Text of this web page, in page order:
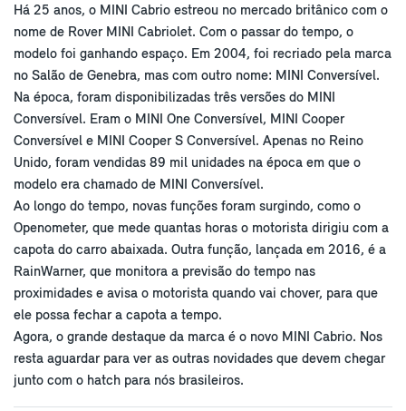
Há 25 anos, o MINI Cabrio estreou no mercado britânico com o
nome de Rover MINI Cabriolet. Com o passar do tempo, o
modelo foi ganhando espaço. Em 2004, foi recriado pela marca
no Salão de Genebra, mas com outro nome: MINI Conversível.
Na época, foram disponibilizadas três versões do MINI
Conversível. Eram o MINI One Conversível, MINI Cooper
Conversível e MINI Cooper S Conversível. Apenas no Reino
Unido, foram vendidas 89 mil unidades na época em que o
modelo era chamado de MINI Conversível.
Ao longo do tempo, novas funções foram surgindo, como o
Openometer, que mede quantas horas o motorista dirigiu com a
capota do carro abaixada. Outra função, lançada em 2016, é a
RainWarner, que monitora a previsão do tempo nas
proximidades e avisa o motorista quando vai chover, para que
ele possa fechar a capota a tempo.
Agora, o grande destaque da marca é o novo MINI Cabrio. Nos
resta aguardar para ver as outras novidades que devem chegar
junto com o hatch para nós brasileiros.